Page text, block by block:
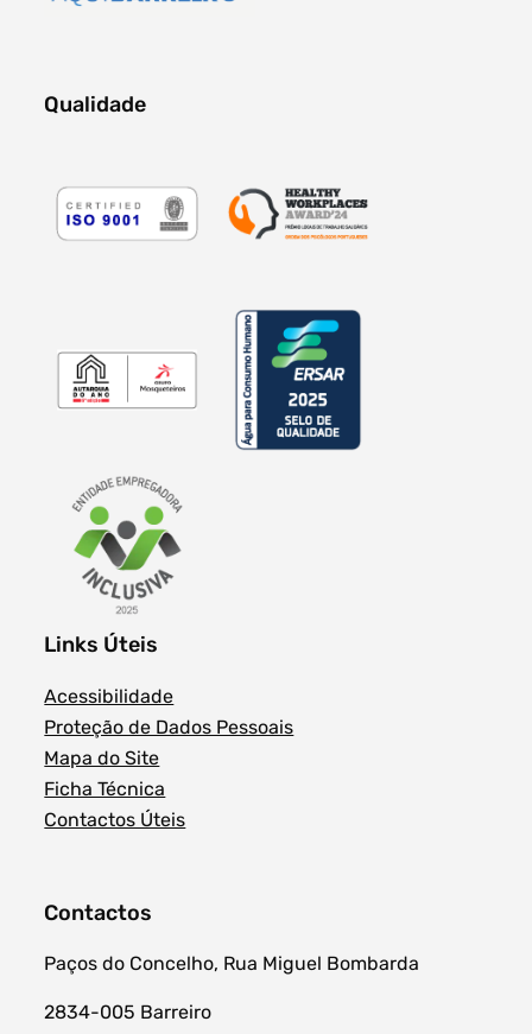
Qualidade
Links Úteis
Acessibilidade
Proteção de Dados Pessoais
Mapa do Site
Ficha Técnica
Contactos Úteis
Contactos
Paços do Concelho, Rua Miguel Bombarda
2834-005 Barreiro